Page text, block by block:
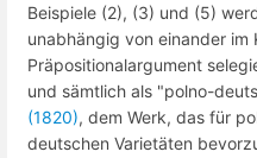
Beispiele (2), (3) und (5)
unabhängig von einander im
Präpositionalargument
und sämtlich als "polno-
(1820), dem Werk, das für
deutschen Varietäten